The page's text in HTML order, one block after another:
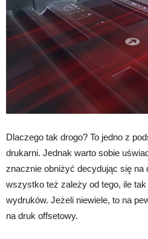
Dlaczego tak drogo? To jedno z
drukarni. Jednak warto sobie
znacznie obniżyć decydując się
wszystko też zależy od tego, ile
wydruków. Jeżeli niewiele, to na
na druk offsetowy.